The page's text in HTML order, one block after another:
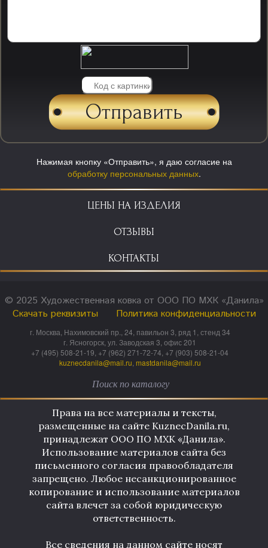
Нажимая кнопку «Отправить», я даю согласие на
обработку персональных данных.
ЦЕНЫ НА ИЗДЕЛИЯ
ОТЗЫВЫ
КОНТАКТЫ
© 2025 Художественная ковка от ООО ПО МХК «Данила»
Скачать реквизиты
Политика конфиденциальности
г. Москва, Нахимовский пр., 24, павильон 3, ряд 1, стенд 34
г. Ясногорск, ул. Заводская 3, офис 201
+7 (495) 508-21-19, +7 (962) 271-72-74, +7 (903) 508-21-04
kuznecdanila@mail.ru mastdanila@mail.ru
Права на все материалы и тексты,
размещенные на сайте KuznecDanila.ru,
принадлежат ООО ПО МХК «Данила».
Использование материалов сайта без
письменного согласия правообладателя
запрещено. Любое несанкционированное
копирование и использование материалов
сайта влечет за собой юридическую
ответственность.
Все сведения на данном сайте носят